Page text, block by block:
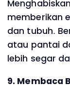
memberikan
dan tubuh.
atau pantai
lebih segar
9. Membaca